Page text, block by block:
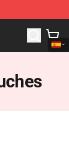
1